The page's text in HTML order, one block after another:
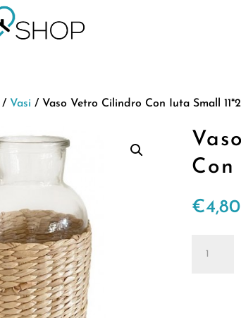
/ Vasi / Vaso Vetro Cilindro Con Iuta Small
Con
€4,80